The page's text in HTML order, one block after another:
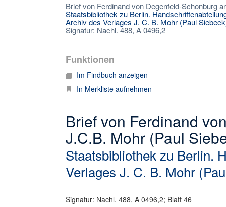
Brief von Ferdinand von Degenfeld-Schonburg
Staatsbibliothek zu Berlin.
Archiv des Verlages J. C. B. Mohr (Paul
Signatur: Nachl. 488, A 0496,2
Funktionen
Im Findbuch anzeigen
In Merkliste aufnehmen
Brief von Ferdinand
J.C.B. Mohr (Paul
Staatsbibliothek zu Berlin.
Verlages J. C. B. Mohr
Signatur: Nachl. 488, A 0496,2; Blatt 46